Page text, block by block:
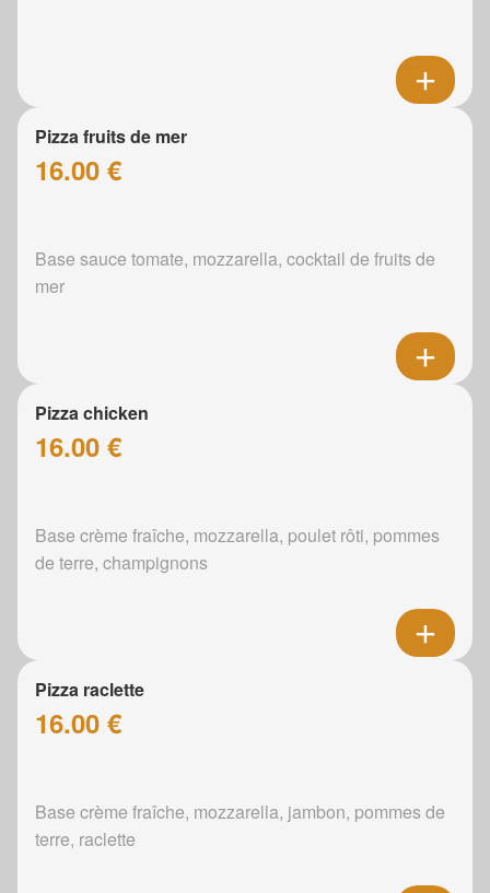
Pizza fruits de mer
16.00 €
Base sauce tomate, mozzarella, cocktail de fruits de
mer
Pizza chicken
16.00 €
Base crème fraîche, mozzarella, poulet rôti, pommes
de terre, champignons
Pizza raclette
16.00 €
Base crème fraîche, mozzarella, jambon, pommes de
terre, raclette